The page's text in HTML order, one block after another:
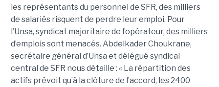
les représentants du personnel de SFR, des milliers
de salariés risquent de perdre leur emploi. Pour
l’Unsa, syndicat majoritaire de l’opérateur, des milliers
d’emplois sont menacés. Abdelkader Choukrane,
secrétaire général d’Unsa et délégué syndical
central de SFR nous détaille : « La répartition des
actifs prévoit qu’à la clôture de l’accord, les 2400